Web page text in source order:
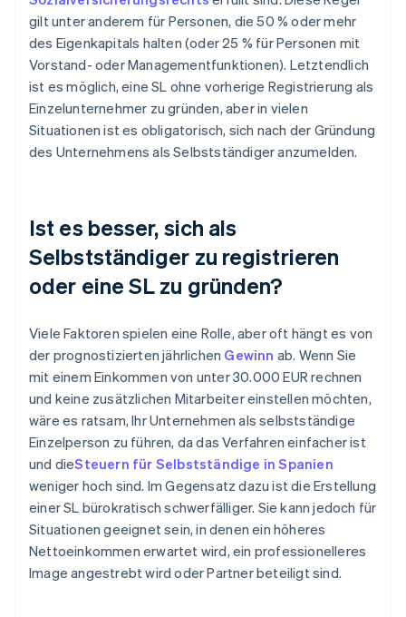
gilt unter anderem für Personen, die 50 % oder mehr
des Eigenkapitals halten (oder 25 % für Personen mit
Vorstand- oder Managementfunktionen). Letztendlich
ist es möglich, eine SL ohne vorherige Registrierung als
Einzelunternehmer zu gründen, aber in vielen
Situationen ist es obligatorisch, sich nach der Gründung
des Unternehmens als Selbstständiger anzumelden.
Ist es besser, sich als
Selbstständiger zu registrieren
oder eine SL zu gründen?
Viele Faktoren spielen eine Rolle, aber oft hängt es von
der prognostizierten jährlichen Gewinn ab. Wenn Sie
mit einem Einkommen von unter 30.000 EUR rechnen
und keine zusätzlichen Mitarbeiter einstellen möchten,
wäre es ratsam, Ihr Unternehmen als selbstständige
Einzelperson zu führen, da das Verfahren einfacher ist
und dieSteuern für Selbstständige in Spanien
weniger hoch sind. Im Gegensatz dazu ist die Erstellung
einer SL bürokratisch schwerfälliger. Sie kann jedoch für
Situationen geeignet sein, in denen ein höheres
Nettoeinkommen erwartet wird, ein professionelleres
Image angestrebt wird oder Partner beteiligt sind.